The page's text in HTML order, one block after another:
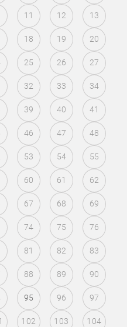
11 12 13
18 19 20
25 26 27
32 33 34
39 40 41
46 47 48
53 54 55
60 61 62
67 68 69
74 75 76
81 82 83
88 89 90
95 96 97
102 103 104